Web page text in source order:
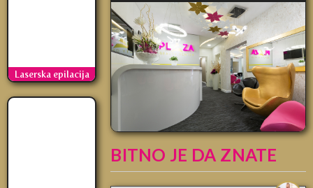
Laserska epilacija
BITNO JE DA ZNATE